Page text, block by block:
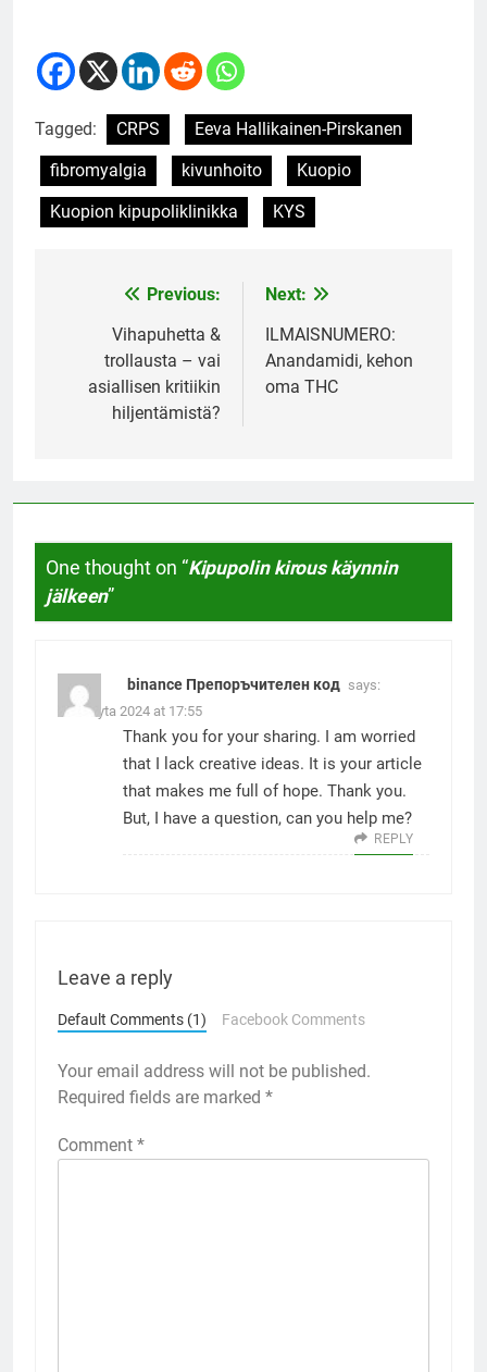
Tagged: CRPS
Eeva Hallikainen-Pirskanen
fibromyalgia
kivunhoito
Kuopio
Kuopion kipupoliklinikka
KYS
navigation
Previous:
Vihapuhetta &
trollausta – vai
asiallisen kritiikin
hiljentämistä?
Next:
ILMAISNUMERO:
Anandamidi, kehon
oma THC
One thought on “Kipupolin kirous käynnin
jälkeen”
binance Препоръчителен код says:
24. Julyta 2024 at 17:55
Thank you for your sharing. I am worried
that I lack creative ideas. It is your article
that makes me full of hope. Thank you.
But, I have a question, can you help me?
REPLY
Leave a reply
Default Comments (1) Facebook Comments
Your email address will not be published.
Required fields are marked *
Comment *